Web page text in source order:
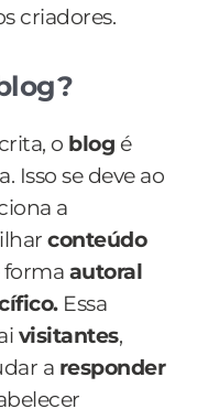
criadores.
o blog é
Isso se deve ao
a
conteúdo
forma autoral
Essa
visitantes,
a responder